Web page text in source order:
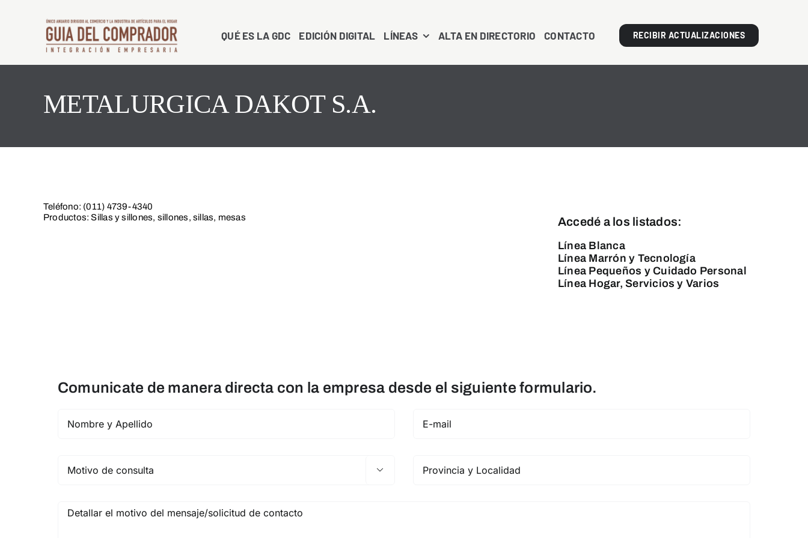
QUÉ ES LA GDC EDICIÓN DIGITAL LÍNEAS ALTA EN DIRECTORIO CONTACTO RECIBIR ACTUALIZACIONES
METALURGICA DAKOT S.A.
Teléfono: (011) 4739-4340
Productos: Sillas y sillones, sillones, sillas, mesas
Accedé a los listados:
Línea Blanca
Línea Marrón y Tecnología
Línea Pequeños y Cuidado Personal
Línea Hogar, Servicios y Varios
Comunicate de manera directa con la empresa desde el siguiente formulario.
